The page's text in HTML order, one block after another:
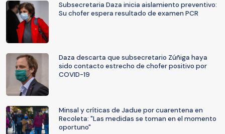
Subsecretaria Daza inicia aislamiento preventivo:
Su chofer espera resultado de examen PCR
Daza descarta que subsecretario Zúñiga haya
sido contacto estrecho de chofer positivo por
COVID-19
Minsal y críticas de Jadue por cuarentena en
Recoleta: "Las medidas se toman en el momento
oportuno"